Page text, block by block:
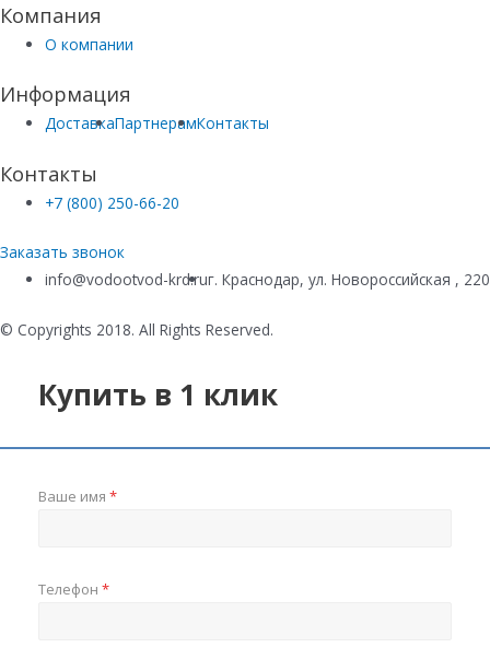
Компания
О компании
Информация
ДоставкаПартнерамКонтакты
Контакты
+7 (800) 250-66-20
Заказать звонок
info@vodootvod-krd.ruг. Краснодар, ул. Новороссийская ,
© Copyrights 2018. All Rights Reserved.
Купить в 1 клик
Ваше имя *
Телефон *